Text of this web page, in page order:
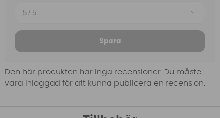
Spara
Den här produkten har inga recensioner. Du måste
vara inloggad för att kunna publicera en recension.